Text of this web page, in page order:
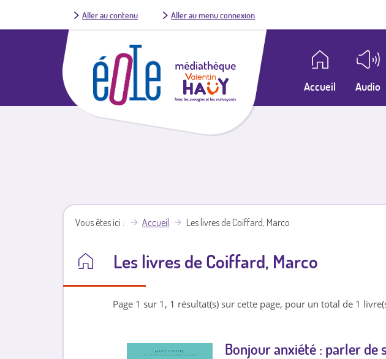
Aller au contenu Aller au menu connexion
Accueil Audio
Vous êtes ici Accueil Les livres de Coiffard, Marco
Les livres de Coiffard, Marco
Page 1 sur 1, 1 résultat(s) sur cette page, pour un total de 1
Bonjour anxiété : parler de